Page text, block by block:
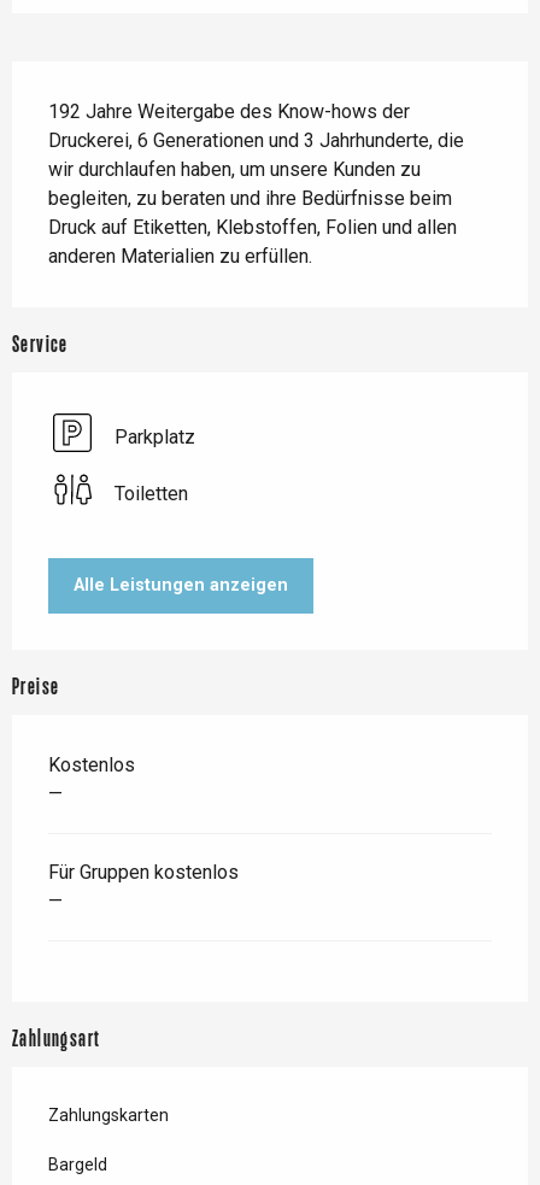
192 Jahre Weitergabe des Know-hows der
Druckerei, 6 Generationen und 3 Jahrhunderte, die
wir durchlaufen haben, um unsere Kunden zu
begleiten, zu beraten und ihre Bedürfnisse beim
Druck auf Etiketten, Klebstoffen, Folien und allen
anderen Materialien zu erfüllen.
Service
Parkplatz
Toiletten
Alle Leistungen anzeigen
Preise
Kostenlos
—
Für Gruppen kostenlos
—
Zahlungsart
Zahlungskarten
Bargeld